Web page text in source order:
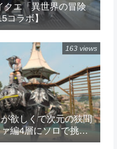
エ「異世界の冒険
コラボ】
欲しくて次元の狭間
編4層にソロで挑戦
163 views